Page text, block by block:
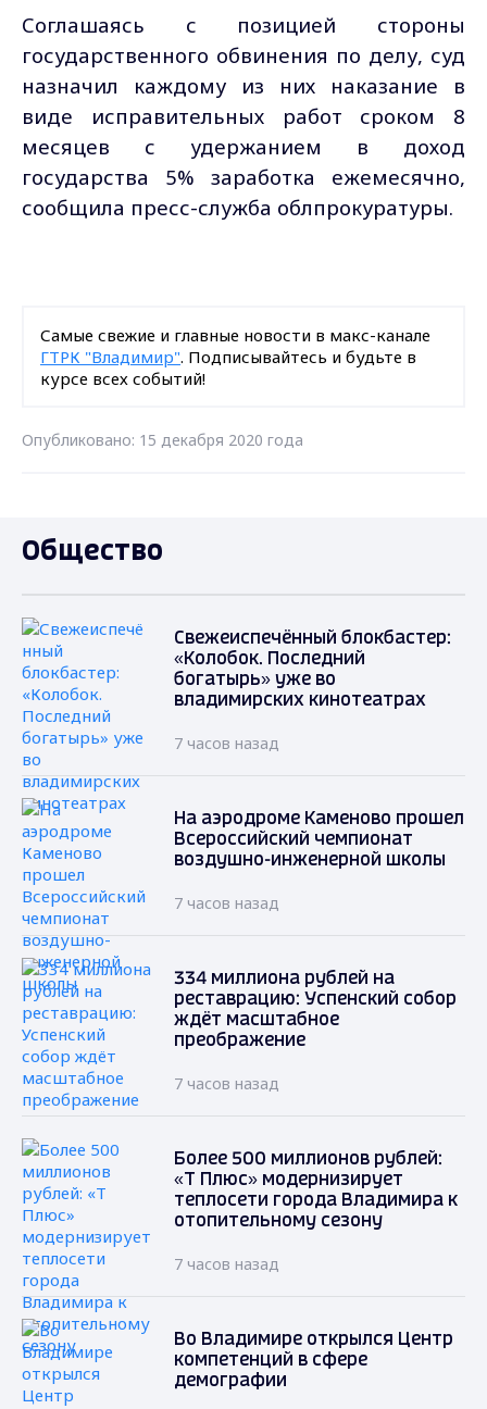
Соглашаясь с позицией стороны
государственного обвинения по делу, суд
назначил каждому из них наказание в
виде исправительных работ сроком 8
месяцев с удержанием в доход
государства 5% заработка ежемесячно,
сообщила пресс-служба облпрокуратуры.
Самые свежие и главные новости в макс-канале
ГТРК "Владимир". Подписывайтесь и будьте в
курсе всех событий!
Опубликовано: 15 декабря 2020 года
Общество
Свежеиспечённый блокбастер:
«Колобок. Последний
богатырь» уже во
владимирских кинотеатрах
7 часов назад
На аэродроме Каменово прошел
Всероссийский чемпионат
воздушно-инженерной школы
7 часов назад
334 миллиона рублей на
реставрацию: Успенский собор
ждёт масштабное
преображение
7 часов назад
Более 500 миллионов рублей:
«Т Плюс» модернизирует
теплосети города Владимира к
отопительному сезону
7 часов назад
Во Владимире открылся Центр
компетенций в сфере
демографии